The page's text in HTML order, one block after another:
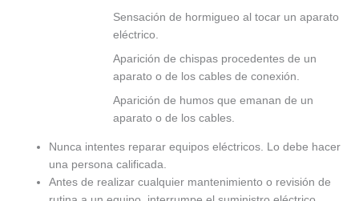
Sensación de hormigueo al tocar un aparato
eléctrico.
Aparición de chispas procedentes de un
aparato o de los cables de conexión.
Aparición de humos que emanan de un
aparato o de los cables.
Nunca intentes reparar equipos eléctricos. Lo debe hacer
una persona calificada.
Antes de realizar cualquier mantenimiento o revisión de